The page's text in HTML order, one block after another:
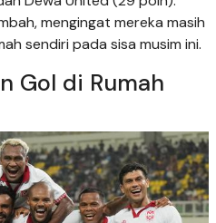
mengingat mereka masih
sendiri pada sisa musim ini.
Gol di Rumah